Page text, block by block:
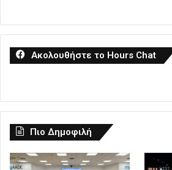
Ακολουθήστε το Hours Chat
Πιο Δημοφιλή